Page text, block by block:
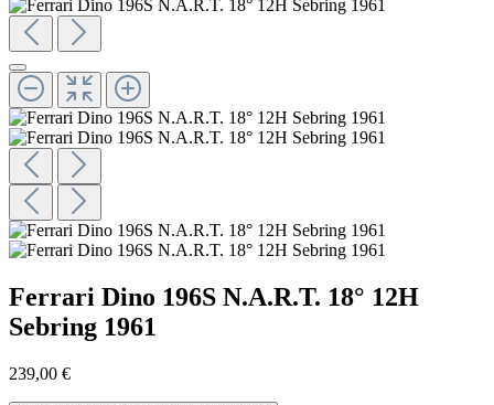
Ferrari Dino 196S N.A.R.T. 18° 12H
Sebring 1961
239,00 €